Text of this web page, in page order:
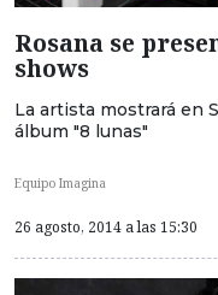
Rosana se
shows
La artista mostrará en
álbum "8 lunas"
Equipo Imagina
26 agosto, 2014 a las 15:30